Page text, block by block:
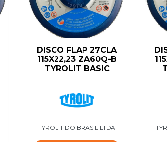
DISCO FLAP 27CLA
115X22,23 ZA60Q-B
TYROLIT BASIC
TYROLIT DO BRASIL LTDA